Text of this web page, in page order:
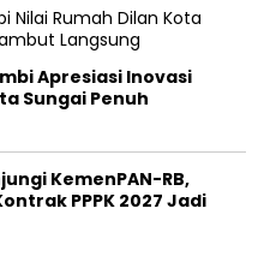
Apresiasi Inovasi
Sungai Penuh
KemenPAN-RB,
PPPK 2027 Jadi